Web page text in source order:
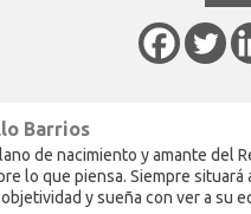
Barrios
de nacimiento y amante del
lo que piensa. Siempre
y sueña con ver a su